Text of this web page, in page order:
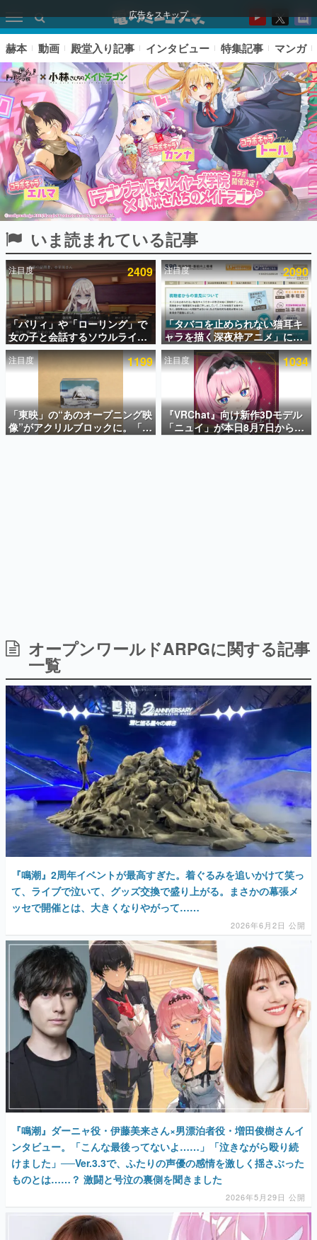
広告をスキップ
ピックアップ
電ファミのいま読まれている記事ランキング
アプリセール情報
インタビュー
連載・特集一覧
殿堂入り記事
SNS拡散数が数千以上！ ページビュー数万以上！ などな
ど。多くの人々に読まれた、電ファミ渾身の“殿堂入り”記
事をまとめました。
日本のコンテンツ産業やカルチャーに与えた影響を探る企
画です。
日本モバイルゲーム産業史
日本のモバイルゲーム史における主要なトピック・タイト
ルを網羅するほか、開発者へのインタビューや識者による
解説を掲載。約20年の歴史が一望できる決定版！
若ゲのいたり〜ゲームクリエイターの青春〜
『うつヌケ』『ペンと箸』等で知られるマンガ家・田中圭
一先生によるゲーム業界レポートマンガです。
なんでゲームは面白い？
ゲーム開発者・hamatsu氏がゲームの魅力を画面や操作の
具体的な形から解き明かしていく、硬派で骨太な評論連載
です。
ゲームが変えた日本語
の起源や用法の変遷を、コンピューター文化史研究家・タ
イニーP氏が徹底調査。
カテゴリ
特集記事
マンガ
女性向け
アプリレビュー
その他
電ファミニコゲーマーとは？
運営：株式会社マレ
赫本 動画 殿堂入り記事 インタビュー 特集記事 マンガ
いま読まれている記事
注目度 2409
「パリィ」や「ローリング」で
女の子と会話するソウルライク
恋愛ゲーム『小早川さんはソウ
ルライク』無料公開。返事に失
敗すると「YOU DIED」
注目度 2090
「タバコを止められない猫耳キ
ャラを描く深夜枠アニメ」に視
聴者の一部から批判意見。違法
薬物の使用と思しき描写も含め
て、BPOが議論を交わす
注目度 1199
「東映」の“あのオープニング映
像”がアクリルブロックに。「東
映ヒストリカル グッズコレクシ
注目度 1034
『VRChat』向け新作3Dモデル
「ニュイ」が本日8月7日から
BOOTHにて発売。瞳に光る星
オープンワールドARPGに関する記事
一覧
『鳴潮』2周年イベントが最高すぎた。着ぐるみを追いかけて笑っ
て、ライブで泣いて、グッズ交換で盛り上がる。まさかの幕張メ
ッセで開催とは、大きくなりやがって……
2026年6月2日 公開
『鳴潮』ダーニャ役・伊藤美来さん×男漂泊者役・増田俊樹さんイ
ンタビュー。「こんな最後ってないよ……」「泣きながら殴り続
けました」──Ver.3.3で、ふたりの声優の感情を激しく揺さぶった
ものとは……？ 激闘と号泣の裏側を聞きました
2026年5月29日 公開